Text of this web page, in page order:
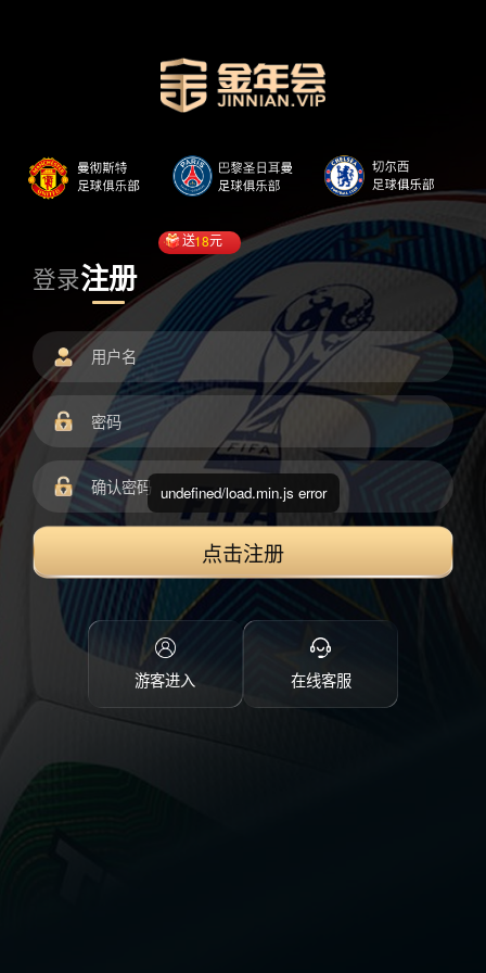
登录注册
送18元
点击注册
游客进入 在线客服
undefined/load.min.js error